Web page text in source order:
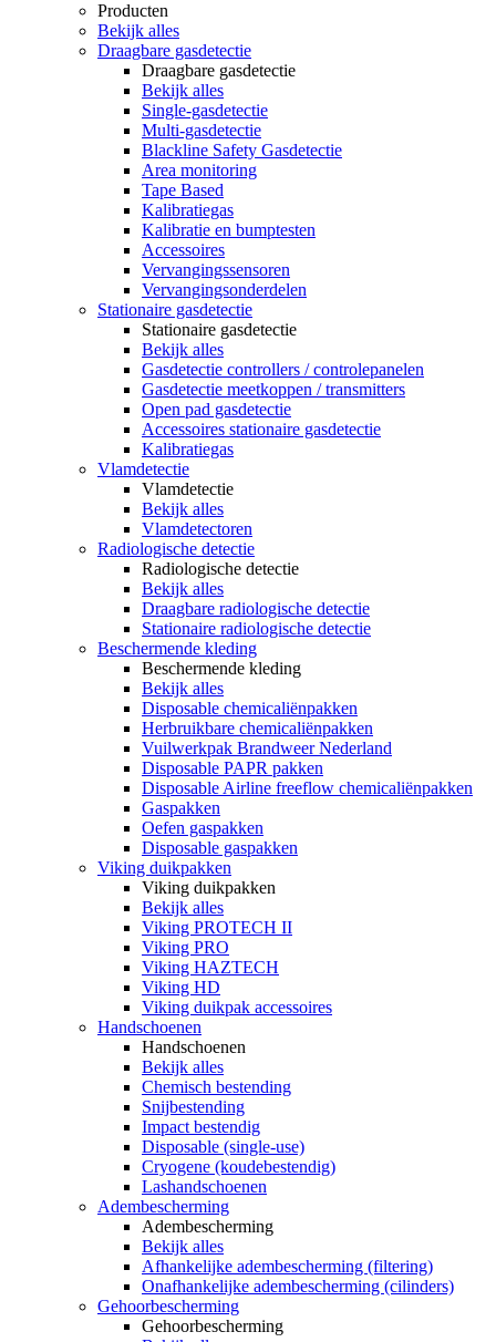
Producten
Bekijk alles
Draagbare gasdetectie
Draagbare gasdetectie
Bekijk alles
Single-gasdetectie
Multi-gasdetectie
Blackline Safety Gasdetectie
Area monitoring
Tape Based
Kalibratiegas
Kalibratie en bumptesten
Accessoires
Vervangingssensoren
Vervangingsonderdelen
Stationaire gasdetectie
Stationaire gasdetectie
Bekijk alles
Gasdetectie controllers / controlepanelen
Gasdetectie meetkoppen / transmitters
Open pad gasdetectie
Accessoires stationaire gasdetectie
Kalibratiegas
Vlamdetectie
Vlamdetectie
Bekijk alles
Vlamdetectoren
Radiologische detectie
Radiologische detectie
Bekijk alles
Draagbare radiologische detectie
Stationaire radiologische detectie
Beschermende kleding
Beschermende kleding
Bekijk alles
Disposable chemicaliënpakken
Herbruikbare chemicaliënpakken
Vuilwerkpak Brandweer Nederland
Disposable PAPR pakken
Disposable Airline freeflow chemicaliënpakken
Gaspakken
Oefen gaspakken
Disposable gaspakken
Viking duikpakken
Viking duikpakken
Bekijk alles
Viking PROTECH II
Viking PRO
Viking HAZTECH
Viking HD
Viking duikpak accessoires
Handschoenen
Handschoenen
Bekijk alles
Chemisch bestending
Snijbestending
Impact bestendig
Disposable (single-use)
Cryogene (koudebestendig)
Lashandschoenen
Adembescherming
Adembescherming
Bekijk alles
Afhankelijke adembescherming (filtering)
Onafhankelijke adembescherming (cilinders)
Gehoorbescherming
Gehoorbescherming